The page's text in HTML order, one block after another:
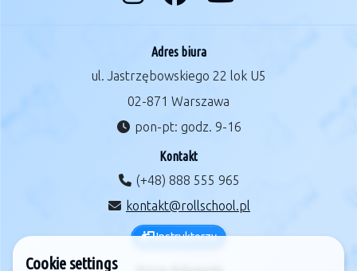
Adres biura
ul. Jastrzębowskiego 22 lok U5
02-871 Warszawa
pon-pt: godz. 9-16
Kontakt
(+48) 888 555 965
kontakt@rollschool.pl
Instruktorzy
Cookie settings